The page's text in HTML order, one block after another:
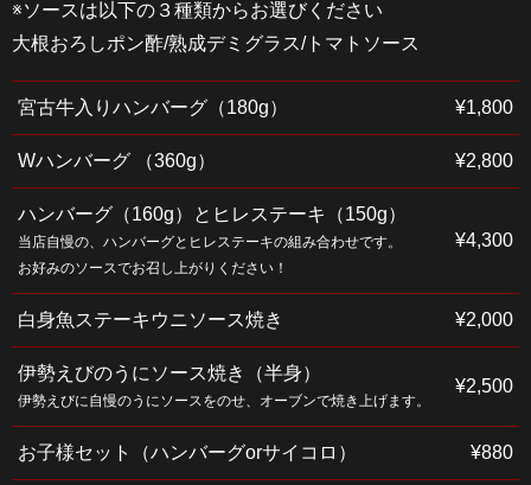
※ソースは以下の３種類からお選びください
大根おろしポン酢/熟成デミグラス/トマトソース
宮古牛入りハンバーグ（180g） ¥1,800
Wハンバーグ （360g） ¥2,800
ハンバーグ（160g）とヒレステーキ（150g）
当店自慢の、ハンバーグとヒレステーキの組み合わせです。
お好みのソースでお召し上がりください！
¥4,300
白身魚ステーキウニソース焼き ¥2,000
伊勢えびのうにソース焼き（半身）
伊勢えびに自慢のうにソースをのせ、オーブンで焼き上げます。
¥2,500
お子様セット（ハンバーグorサイコロ） ¥880